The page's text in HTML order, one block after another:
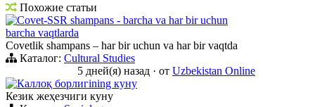
Похожие статьи
Сovet-SSR shampans - barcha va har bir uchun
barcha vaqtlarda
Сovetlik shampans – har bir uchun va har bir vaqtda
Каталог: Cultural Studies
5 дней(я) назад · от Uzbekistan Online
Каллоқ борлигining куну
Кезик жеҳезчиги куну